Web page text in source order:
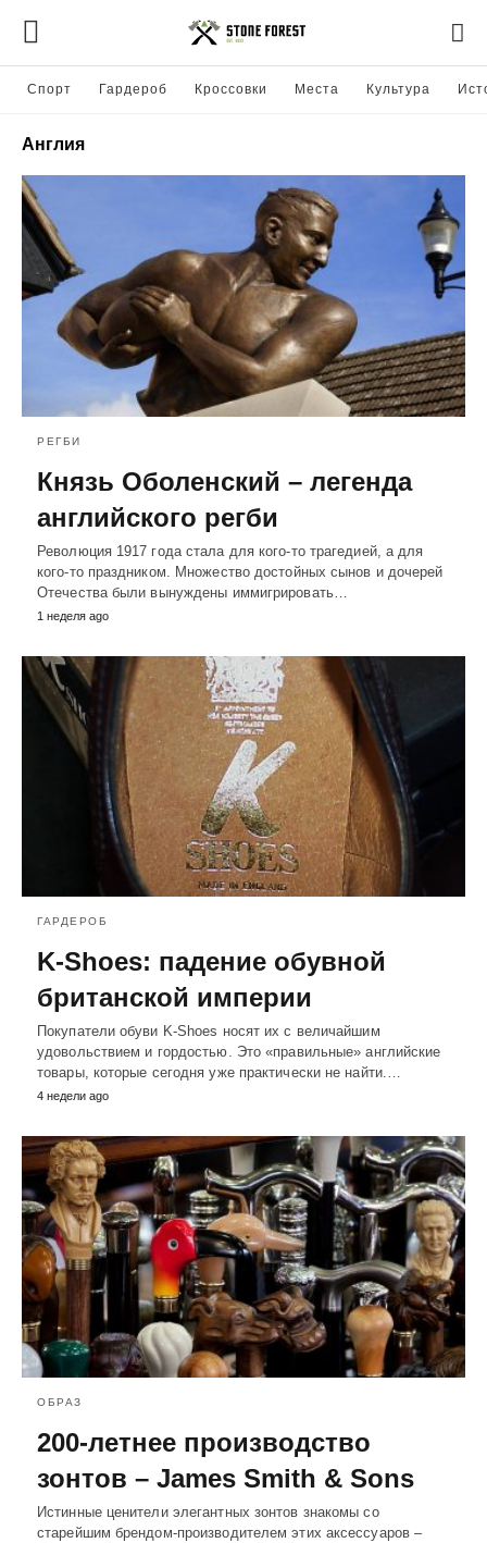
Спорт Гардероб Кроссовки Места Культура
Англия
РЕГБИ
Князь Оболенский – легенда
английского регби
Революция 1917 года стала для кого-то трагедией, а для
кого-то праздником. Множество достойных сынов и дочерей
Отечества были вынуждены иммигрировать…
1 неделя ago
ГАРДЕРОБ
K-Shoes: падение обувной
британской империи
Покупатели обуви K-Shoes носят их с величайшим
удовольствием и гордостью. Это «правильные» английские
товары, которые сегодня уже практически не найти.…
4 недели ago
ОБРАЗ
200-летнее производство
зонтов – James Smith & Sons
Истинные ценители элегантных зонтов знакомы со
старейшим брендом-производителем этих аксессуаров –